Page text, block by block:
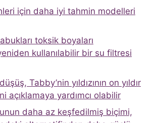
​​için daha iyi tahmin modelleri
toksik boyaları
kullanılabilir bir su filtresi
Tabby’nin yıldızının on yıldır
açıklamaya yardımcı olabilir
daha az keşfedilmiş biçimi,